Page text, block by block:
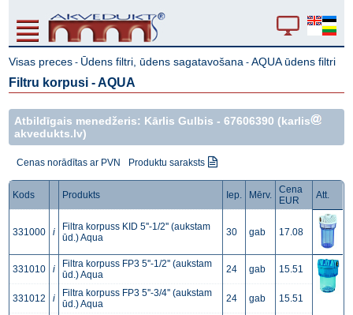
Visas preces - Ūdens filtri, ūdens sagatavošana -AQUA ūdens filtri
Filtru korpusi - AQUA
Atbildīgais menedžeris: Kārlis Gulbis -67606390 (karlis
akvedukts.lv)
Cenas norādītas ar PVN Produktu saraksts
Kods Produkts Iep. Mērv.
Cena
EUR
Att.
331000 i
Filtra korpuss KID 5''-1/2'' (aukstam
ūd.) Aqua
30 gab 17.08
331010 i
Filtra korpuss FP3 5''-1/2'' (aukstam
ūd.) Aqua
24 gab 15.51
331012 i
Filtra korpuss FP3 5''-3/4'' (aukstam
ūd.) Aqua
24 gab 15.51